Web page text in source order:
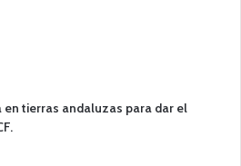
tierras andaluzas para dar el